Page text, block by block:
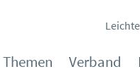
Themen Verband